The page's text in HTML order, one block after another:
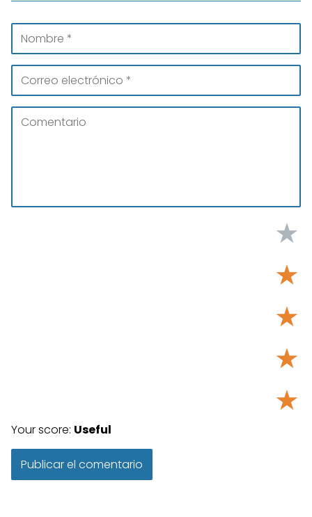
★
★
★
★
★
Your score: Useful